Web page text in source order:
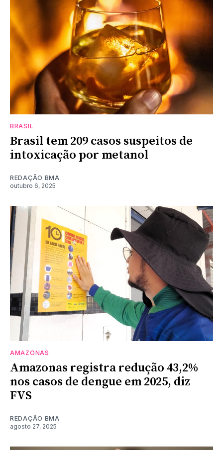
BRASIL
Brasil tem 209 casos suspeitos de
intoxicação por metanol
REDAÇÃO BMA
outubro 6, 2025
AMAZONAS
Amazonas registra redução 43,2%
nos casos de dengue em 2025, diz
FVS
REDAÇÃO BMA
agosto 27, 2025